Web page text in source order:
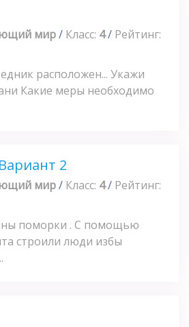
мир/ Класс: 4/ Рейтинг:
расположен... Укажи
Какие меры необходимо
2
мир/ Класс: 4/ Рейтинг:
поморки . С помощью
строили люди избы